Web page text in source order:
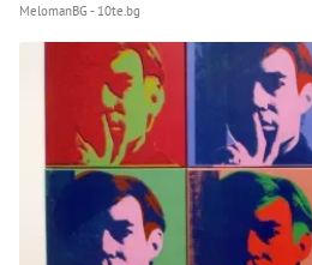
MelomanBG - 10te.bg